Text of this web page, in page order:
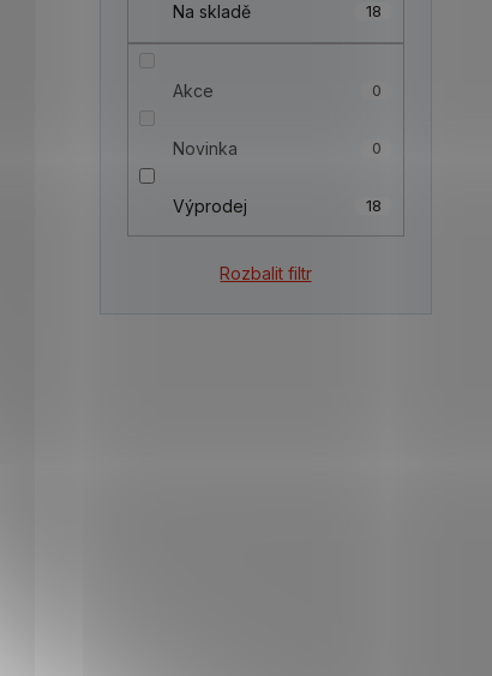
Na skladě 18
Akce 0
Novinka 0
Výprodej 18
Rozbalit filtr